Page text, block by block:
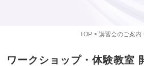
TOP> 講習会のご案内
ワークショップ・体験教室